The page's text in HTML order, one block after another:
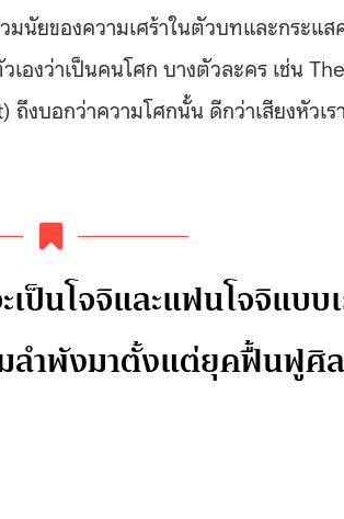
นัยของความเศร้าในตัวบทและกระแส
องว่าเป็นคนโศก บางตัวละคร เช่น
งบอกว่าความโศกนั้น ดีกว่าเสียงหัวเ
ป็นโจจิและแฟนโจจิแบบ
ลำพังมาตั้งแต่ยุคฟื้นฟูศิ